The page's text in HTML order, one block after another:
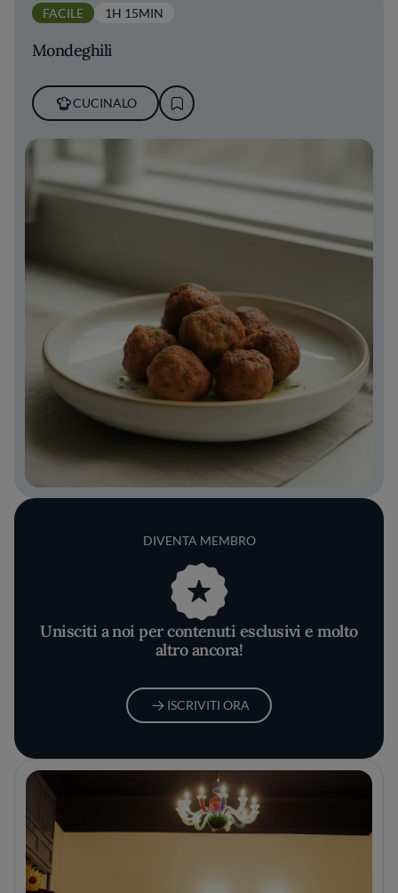
FACILE 1H 15MIN
Mondeghili
CUCINALO
DIVENTA MEMBRO
Unisciti a noi per contenuti esclusivi e molto
altro ancora!
ISCRIVITI ORA